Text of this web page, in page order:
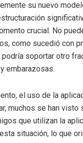
su nuevo
crucial. No
como sucedió con
podría soportar otro
embarazosas.
el uso de la
muchos se han
que utilizan la
situación, lo que